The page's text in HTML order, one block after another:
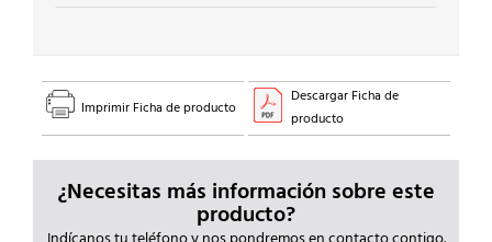
Imprimir Ficha de producto
Descargar Ficha de
producto
¿Necesitas más información sobre este
producto?